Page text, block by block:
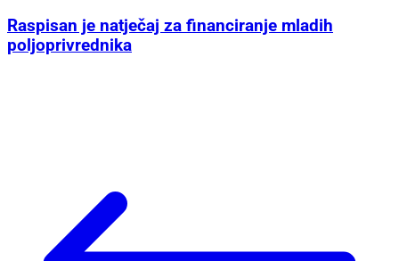
Raspisan je natječaj za financiranje mladih
poljoprivrednika